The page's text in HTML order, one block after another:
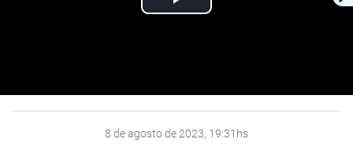
Play
8 de agosto de 2023, 19:31hs